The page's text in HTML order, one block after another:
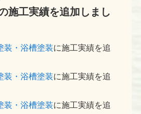
施工実績を追加しまし
装・浴槽塗装に施工実績を追
装・浴槽塗装に施工実績を追
装・浴槽塗装に施工実績を追